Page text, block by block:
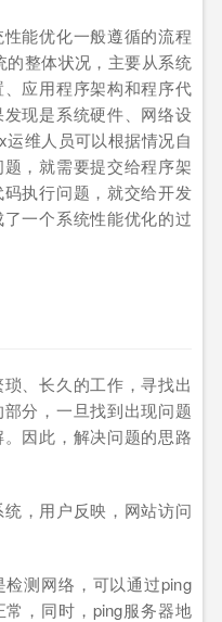
能优化一般遵循的流程
的整体状况，主要从系统
应用程序架构和程序代
现是系统硬件、网络设
维人员可以根据情况自
，就需要提交给程序架
执行问题，就交给开发
一个系统性能优化的过
、长久的工作，寻找出
分，一旦找到出现问题
因此，解决问题的思路
，用户反映，网站访问
测网络，可以通过ping
，同时，ping服务器地